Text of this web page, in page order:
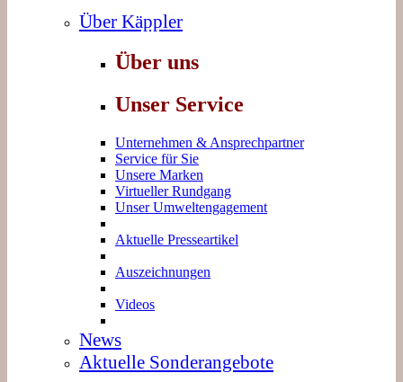
Über Käppler
Über uns
Unser Service
Unternehmen & Ansprechpartner
Service für Sie
Unsere Marken
Virtueller Rundgang
Unser Umweltengagement
Aktuelle Presseartikel
Auszeichnungen
Videos
News
Aktuelle Sonderangebote